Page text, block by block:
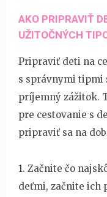
AKO PRIPRAVIŤ
UŽITOČNÝCH
Pripraviť deti na
s správnymi tipmi
príjemný zážitok.
pre cestovanie s
pripraviť sa na
1. Začnite čo
deťmi, začnite ich